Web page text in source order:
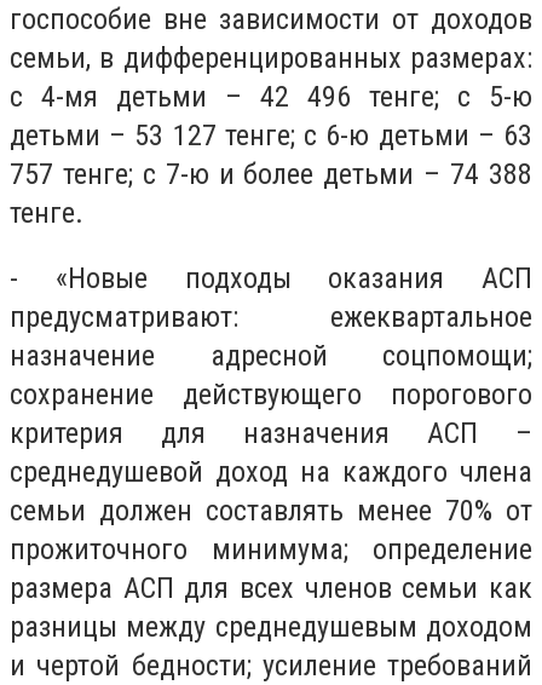
госпособие вне зависимости от доходов
семьи, в дифференцированных размерах:
с 4-мя детьми – 42 496 тенге; с 5-ю
детьми – 53 127 тенге; с 6-ю детьми – 63
757 тенге; с 7-ю и более детьми – 74 388
тенге.
- «Новые подходы оказания АСП
предусматривают: ежеквартальное
назначение адресной соцпомощи;
сохранение действующего порогового
критерия для назначения АСП –
среднедушевой доход на каждого члена
семьи должен составлять менее 70% от
прожиточного минимума; определение
размера АСП для всех членов семьи как
разницы между среднедушевым доходом
и чертой бедности; усиление требований